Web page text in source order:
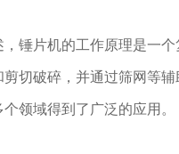
锤片机的工作原理是一
剪切破碎，并通过筛网等
领域得到了广泛的应用。